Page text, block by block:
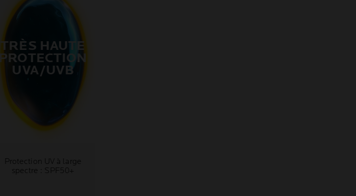
TRÈS HAUTE
PROTECTION
UVA/UVB
Protection UV à large
spectre : SPF50+